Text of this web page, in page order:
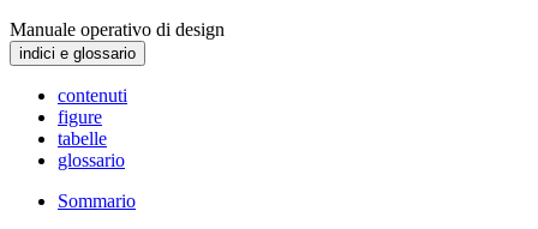
Manuale operativo di design
indici e glossario
contenuti
figure
tabelle
glossario
Sommario